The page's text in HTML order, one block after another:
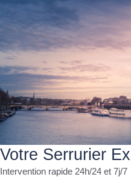
Votre Serrurier
Intervention rapide 24h/24 et 7j/7